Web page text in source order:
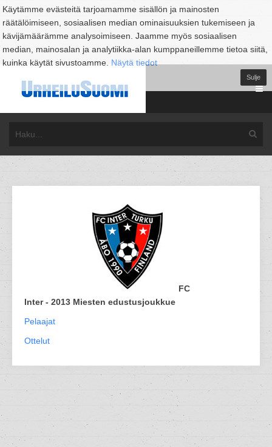
Käytämme evästeitä tarjoamamme sisällön ja mainosten
räätälöimiseen, sosiaalisen median ominaisuuksien tukemiseen ja
kävijämäärämme analysoimiseen. Jaamme myös sosiaalisen
median, mainosalan ja analytiikka-alan kumppaneillemme tietoa siitä,
kuinka käytät sivustoamme. Näytä tiedot
Sulje
FC
Inter - 2013 Miesten edustusjoukkue
Pelaajat
Ottelut